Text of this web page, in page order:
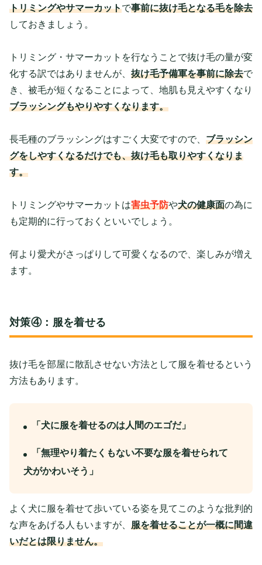
トリミングやサマーカットで事前に抜け毛となる毛を除去
しておきましょう。
トリミング・サマーカットを行なうことで抜け毛の量が変
化する訳ではありませんが、 抜け毛予備軍を事前に除去で
き、被毛が短くなることによって、地肌も見えやすくなり
ブラッシングもやりやすくなります。
長毛種のブラッシングはすごく大変ですので、 ブラッシン
グをしやすくなるだけでも、抜け毛も取りやすくなりま
す。
トリミングやサマーカットは害虫予防や犬の健康面の為に
も定期的に行っておくといいでしょう。
何より愛犬がさっぱりして可愛くなるので、楽しみが増え
ます。
対策④：服を着せる
抜け毛を部屋に散乱させない方法として服を着せるという
方法もあります。
「犬に服を着せるのは人間のエゴだ」
「無理やり着たくもない不要な服を着せられて
犬がかわいそう」
よく犬に服を着せて歩いている姿を見てこのような批判的
な声をあげる人もいますが、 服を着せることが一概に間違
いだとは限りません。